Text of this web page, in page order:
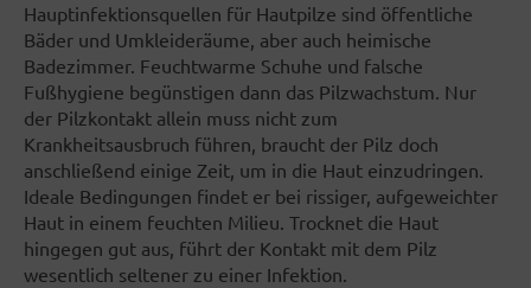
Hauptinfektionsquellen für Hautpilze sind öffentliche
Bäder und Umkleideräume, aber auch heimische
Badezimmer. Feuchtwarme Schuhe und falsche
Fußhygiene begünstigen dann das Pilzwachstum. Nur
der Pilzkontakt allein muss nicht zum
Krankheitsausbruch führen, braucht der Pilz doch
anschließend einige Zeit, um in die Haut einzudringen.
Ideale Bedingungen findet er bei rissiger, aufgeweichter
Haut in einem feuchten Milieu. Trocknet die Haut
hingegen gut aus, führt der Kontakt mit dem Pilz
wesentlich seltener zu einer Infektion.